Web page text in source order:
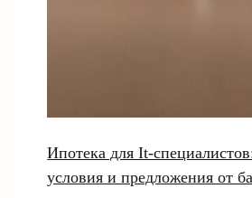
Ипотека для It-
условия и предложения от